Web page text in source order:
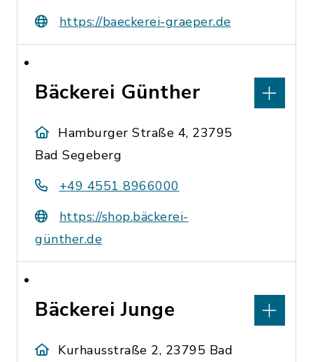
https://baeckerei-graeper.de
Bäckerei Günther
Hamburger Straße 4, 23795
Bad Segeberg
+49 4551 8966000
https://shop.bäckerei-
günther.de
Bäckerei Junge
Kurhausstraße 2, 23795 Bad